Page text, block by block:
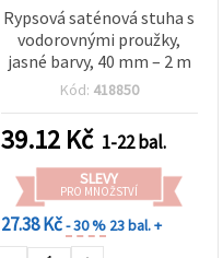
Rypsová saténová stuha s
vodorovnými proužky,
jasné barvy, 40 mm – 2 m
Kód: 418850
39.12 Kč 1-22 bal.
SLEVY
PRO MNOŽSTVÍ
27.38 Kč- 30 % 23 bal. +